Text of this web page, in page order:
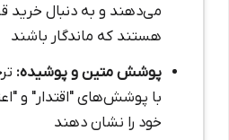
می‌دهند و به دنبال خرید
هستند که ماندگار باشند
پوشش متین و پوشیده:
با پوشش‌های "اقتدار" و
خود را نشان دهند